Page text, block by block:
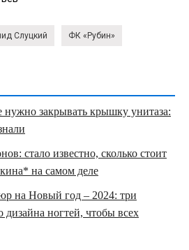
Слуцкий ФК «Рубин»
нужно закрывать крышку унитаза:
стало известно, сколько стоит
на самом деле
на Новый год – 2024: три
дизайна ногтей, чтобы всех